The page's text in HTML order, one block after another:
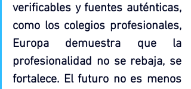
verificables y fuentes auténticas,
como los colegios profesionales,
Europa demuestra que la
profesionalidad no se rebaja, se
fortalece. El futuro no es menos